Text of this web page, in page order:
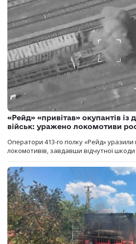
«Рейд» «привітав» окупантів із
військ: уражено локомотиви
Оператори 413-го полку «Рейд» уразили
локомотивів, завдавши відчутної шкоди